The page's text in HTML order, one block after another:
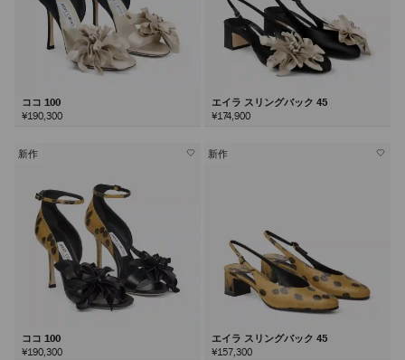
ココ 100
¥190,300
エイラ スリングバック 45
¥174,900
新作
ココ 100
¥190,300
新作
エイラ スリングバック 45
¥157,300